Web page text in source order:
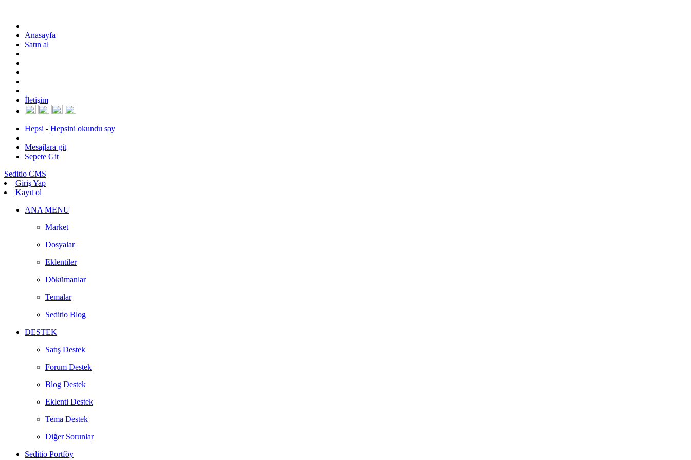
Anasayfa
Satın al
İletişim
Hepsi - Hepsini okundu say
Mesajlara git
Sepete Git
Seditio CMS
Giriş Yap
Kayıt ol
ANA MENU
Market
Dosyalar
Eklentiler
Dökümanlar
Temalar
Seditio Blog
DESTEK
Satış Destek
Forum Destek
Blog Destek
Eklenti Destek
Tema Destek
Diğer Sorunlar
Seditio Portföy